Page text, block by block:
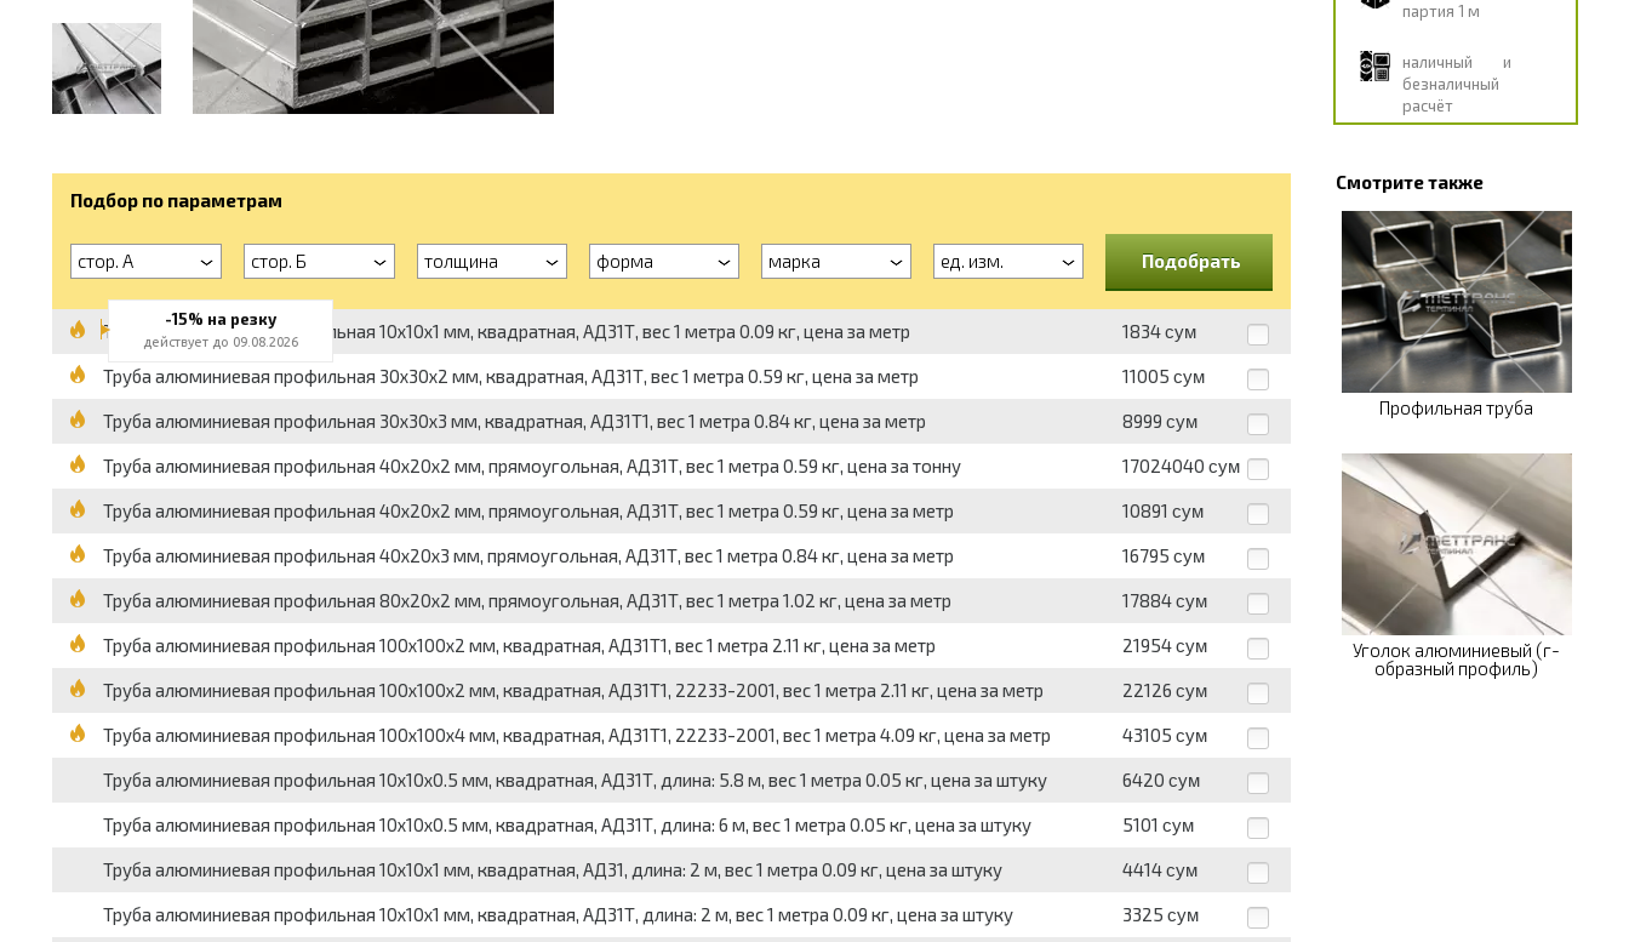
партия 1 м
наличный и
безналичный
расчёт
Подбор по параметрам
стор. А стор. Б толщина форма марка ед. изм. Подобрать
Труба алюминиевая профильная 10x10x1 мм, квадратная, АД31Т, вес 1 метра 0.09 кг, цена за метр 1834 сум
Труба алюминиевая профильная 30x30x2 мм, квадратная, АД31Т, вес 1 метра 0.59 кг, цена за метр 11005 сум
Труба алюминиевая профильная 30x30x3 мм, квадратная, АД31Т1, вес 1 метра 0.84 кг, цена за метр 8999 сум
Труба алюминиевая профильная 40x20x2 мм, прямоугольная, АД31Т, вес 1 метра 0.59 кг, цена за тонну 17024040 сум
Труба алюминиевая профильная 40x20x2 мм, прямоугольная, АД31Т, вес 1 метра 0.59 кг, цена за метр 10891 сум
Труба алюминиевая профильная 40x20x3 мм, прямоугольная, АД31Т, вес 1 метра 0.84 кг, цена за метр 16795 сум
Труба алюминиевая профильная 80x20x2 мм, прямоугольная, АД31Т, вес 1 метра 1.02 кг, цена за метр 17884 сум
Труба алюминиевая профильная 100x100x2 мм, квадратная, АД31Т1, вес 1 метра 2.11 кг, цена за метр 21954 сум
Труба алюминиевая профильная 100x100x2 мм, квадратная, АД31Т1, 22233-2001, вес 1 метра 2.11 кг, цена за метр 22126 сум
Труба алюминиевая профильная 100x100x4 мм, квадратная, АД31Т1, 22233-2001, вес 1 метра 4.09 кг, цена за метр 43105 сум
Труба алюминиевая профильная 10x10x0.5 мм, квадратная, АД31Т, длина: 5.8 м, вес 1 метра 0.05 кг, цена за штуку 6420 сум
Труба алюминиевая профильная 10x10x0.5 мм, квадратная, АД31Т, длина: 6 м, вес 1 метра 0.05 кг, цена за штуку 5101 сум
Труба алюминиевая профильная 10x10x1 мм, квадратная, АД31, длина: 2 м, вес 1 метра 0.09 кг, цена за штуку 4414 сум
Труба алюминиевая профильная 10x10x1 мм, квадратная, АД31Т, длина: 2 м, вес 1 метра 0.09 кг, цена за штуку 3325 сум
Смотрите также
Профильная труба
Уголок алюминиевый (г-
образный профиль)
-15% на резку
действует до 09.08.2026